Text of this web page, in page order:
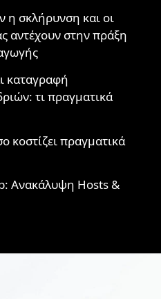
η σκλήρυνση και οι
αντέχουν στην πράξη
καταγραφή
τι πραγματικά
κοστίζει πραγματικά
Ανακάλυψη Hosts &